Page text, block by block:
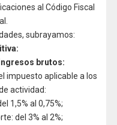
al Código Fiscal
subrayamos:
brutos:
impuesto aplicable a los
actividad:
1,5% al 0,75%;
del 3% al 2%;